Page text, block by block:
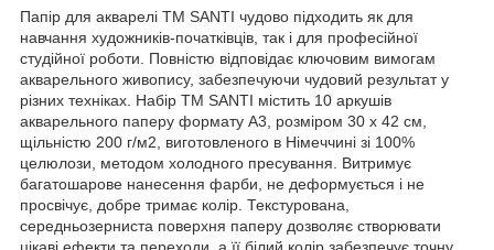
Папір для акварелі ТМ SANTI чудово підходить як для
навчання художників-початківців, так і для професійної
студійної роботи. Повністю відповідає ключовим вимогам
акварельного живопису, забезпечуючи чудовий результат у
різних техніках. Набір ТМ SANTI містить 10 аркушів
акварельного паперу формату А3, розміром 30 х 42 см,
щільністю 200 г/м2, виготовленого в Німеччині зі 100%
целюлози, методом холодного пресування. Витримує
багатошарове нанесення фарби, не деформується і не
просвічує, добре тримає колір. Текстурована,
середньозерниста поверхня паперу дозволяє створювати
цікаві ефекти та переходи, а її білий колір забезпечує точну